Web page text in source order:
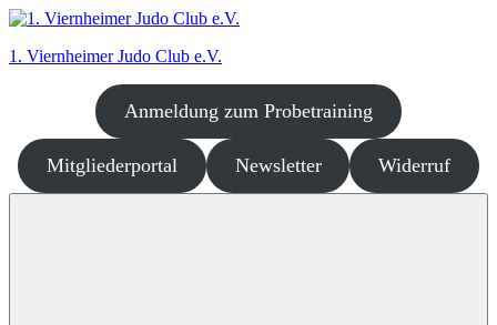
Zum
springen
1. Viernheimer Judo Club e.V.
dort
wo
es
Anmeldung zum Probetraining
Mitgliederportal Newsletter Widerruf